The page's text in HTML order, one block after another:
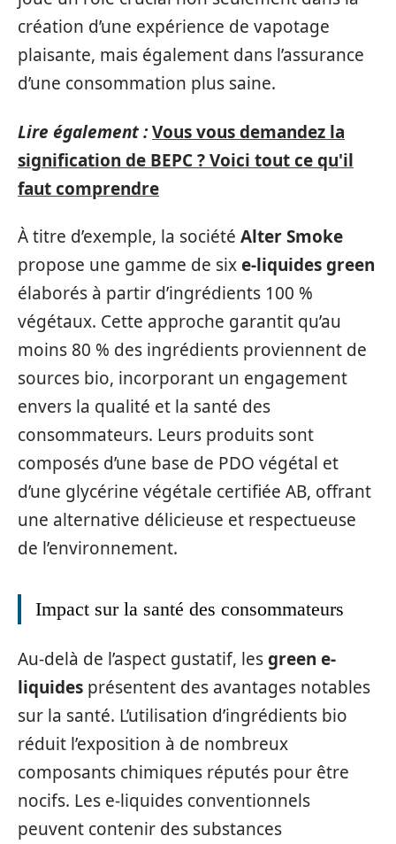
création d’une expérience de vapotage
plaisante, mais également dans l’assurance
d’une consommation plus saine.
Lire également :Vous vous demandez la
signification de BEPC ? Voici tout ce qu'il
faut comprendre
À titre d’exemple, la société Alter Smoke
propose une gamme de sixe-liquides green
élaborés à partir d’ingrédients 100 %
végétaux. Cette approche garantit qu’au
moins 80 % des ingrédients proviennent de
sources bio, incorporant un engagement
envers la qualité et la santé des
consommateurs. Leurs produits sont
composés d’une base de PDO végétal et
d’une glycérine végétale certifiée AB, offrant
une alternative délicieuse et respectueuse
de l’environnement.
Impact sur la santé des consommateurs
Au-delà de l’aspect gustatif, lesgreen e-
liquides présentent des avantages notables
sur la santé. L’utilisation d’ingrédients bio
réduit l’exposition à de nombreux
composants chimiques réputés pour être
nocifs. Les e-liquides conventionnels
peuvent contenir des substances